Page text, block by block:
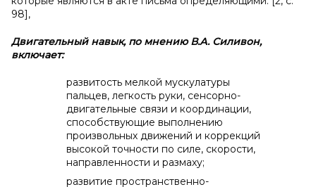
98],
Двигательный навык, по мнению В.А. Силивон,
включает:
развитость мелкой мускулатуры
пальцев, легкость руки, сенсорно-
двигательные связи и координации,
способствующие выполнению
произвольных движений и коррекций
высокой точности по силе, скорости,
направленности и размаху;
развитие пространственно-